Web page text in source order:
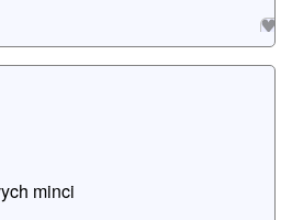
minci